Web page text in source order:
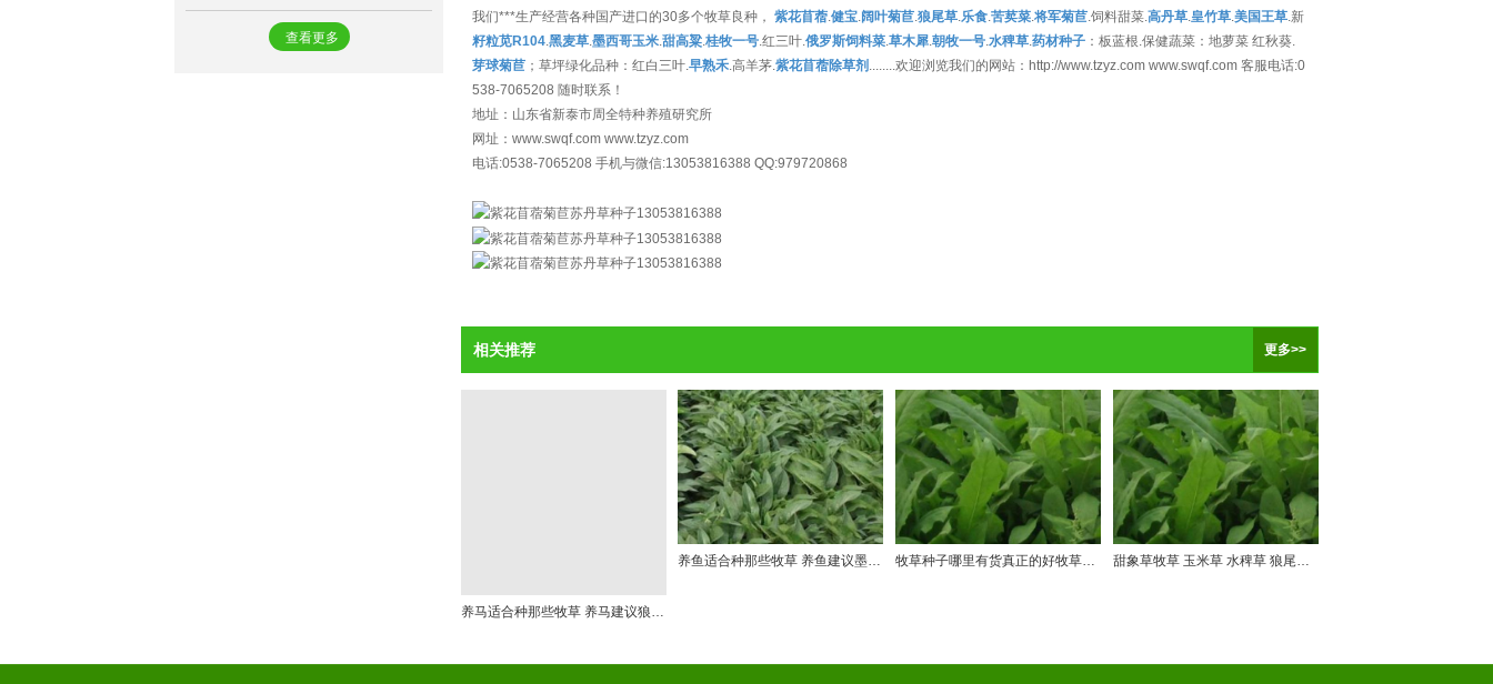
我们***生产经营各种国产进口的30多个牧草良种， 紫花苜蓿.健宝.阔叶菊苣.狼尾草.乐食.苦荬菜.将军菊苣.饲料甜菜.高丹草.皇竹草.美国王草.新
籽粒苋R104.黑麦草.墨西哥玉米.甜高粱.桂牧一号.红三叶.俄罗斯饲料菜.草木犀.朝牧一号.水稗草.药材种子：板蓝根.保健蔬菜：地萝菜 红秋葵.
芽球菊苣；草坪绿化品种：红白三叶.早熟禾.高羊茅.紫花苜蓿除草剂 ........欢迎浏览我们的网站：http://www.tzyz.com www.swqf.com 客服电话:0
538-7065208 随时联系！
地址：山东省新泰市周全特种养殖研究所
网址：www.swqf.com www.tzyz.com
电话:0538-7065208 手机与微信:13053816388 QQ:979720868
相关推荐 更多>>
养马适合种那些牧草 养马建议狼尾草 黑麦草 苦荬菜等
养鱼适合种那些牧草 养鱼建议墨西哥玉米草 苦荬菜 狼尾草等 牧草种子哪里有货真正的好牧草种子来自山东新泰周全农业 甜象草牧草 玉米草 水稗草 狼尾草 健宝
- 阔叶菊苣 查看更多